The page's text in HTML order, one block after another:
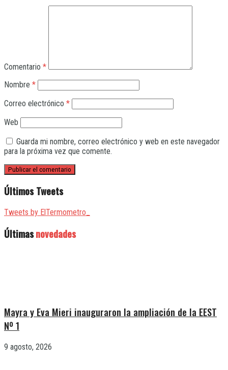
Comentario *
Nombre *
Correo electrónico *
Web
Guarda mi nombre, correo electrónico y web en este navegador
para la próxima vez que comente.
Últimos Tweets
Tweets by ElTermometro_
Últimasnovedades
Mayra y Eva Mieri inauguraron la ampliación de la EEST
Nº 1
9 agosto, 2026